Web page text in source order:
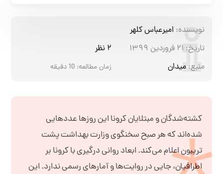
نویسنده: امیرعباس کلهر
تاریخ: ۲۱ فروردین ۱۳۹۹
۲ نظر
منبع: میدان زمان مطالعه: 10دقیقه
کشته‌شدگان و مبتلایان کرونا این روزها عددهایی
شده‌اند که هر صبح سخنگوی وزارت بهداشت پشت
تریبون اعلام می‌کند. ابعاد روانی درگیری با کرونا بر
اطرافیان، جایی در روایت‌ها و آمارهای رسمی ندارد. این